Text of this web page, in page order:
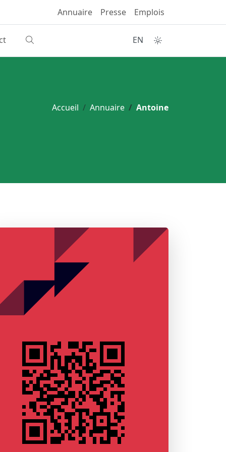
Annuaire Presse Emplois
EN
Accueil Annuaire Antoine